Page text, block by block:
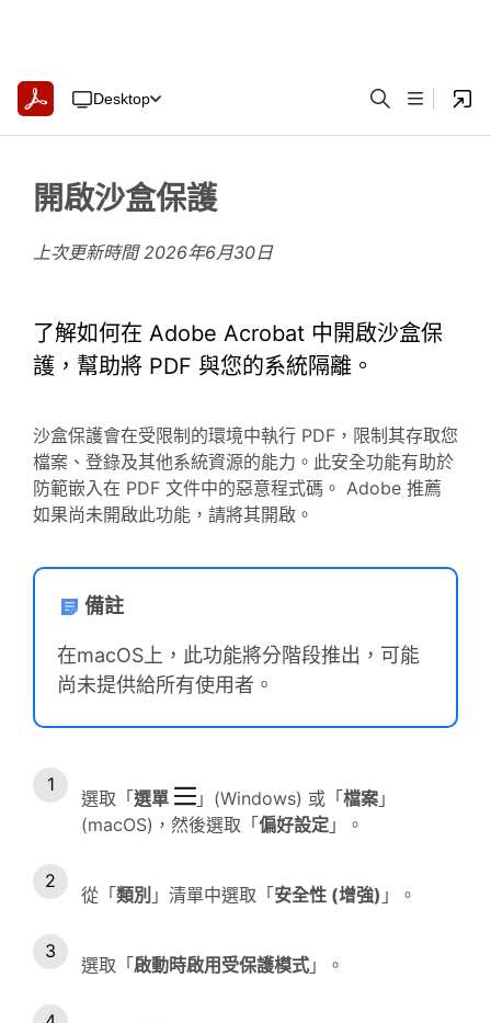
Desktop
開啟沙盒保護
上次更新時間2026年6月30日
了解如何在 Adobe Acrobat 中開啟沙盒保
護，幫助將 PDF 與您的系統隔離。
沙盒保護會在受限制的環境中執行 PDF，限制其存取您
檔案、登錄及其他系統資源的能力。此安全功能有助於
防範嵌入在 PDF 文件中的惡意程式碼。 Adobe 推薦
如果尚未開啟此功能，請將其開啟。
備註
在macOS上，此功能將分階段推出，可能
尚未提供給所有使用者。
選取「 選單 」(Windows) 或「 檔案 」
(macOS)，然後選取「 偏好設定 」。
從「 類別 」清單中選取「 安全性 (增強) 」。
選取「 啟動時啟用受保護模式 」。